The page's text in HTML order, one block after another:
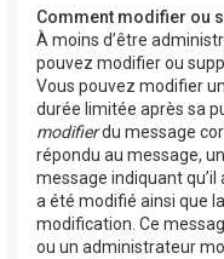
Comment modifier ou
À moins d’être
pouvez modifier ou
Vous pouvez modifier
durée limitée après sa
modifierdu message
répondu au message,
message indiquant qu’il
a été modifié ainsi que
modification. Ce
ou un administrateur